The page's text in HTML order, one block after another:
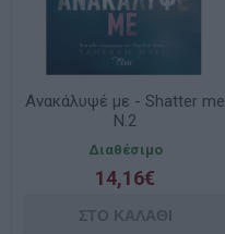
Ανακάλυψέ με - Shatter me
Ν.2
Διαθέσιμο
14,16€